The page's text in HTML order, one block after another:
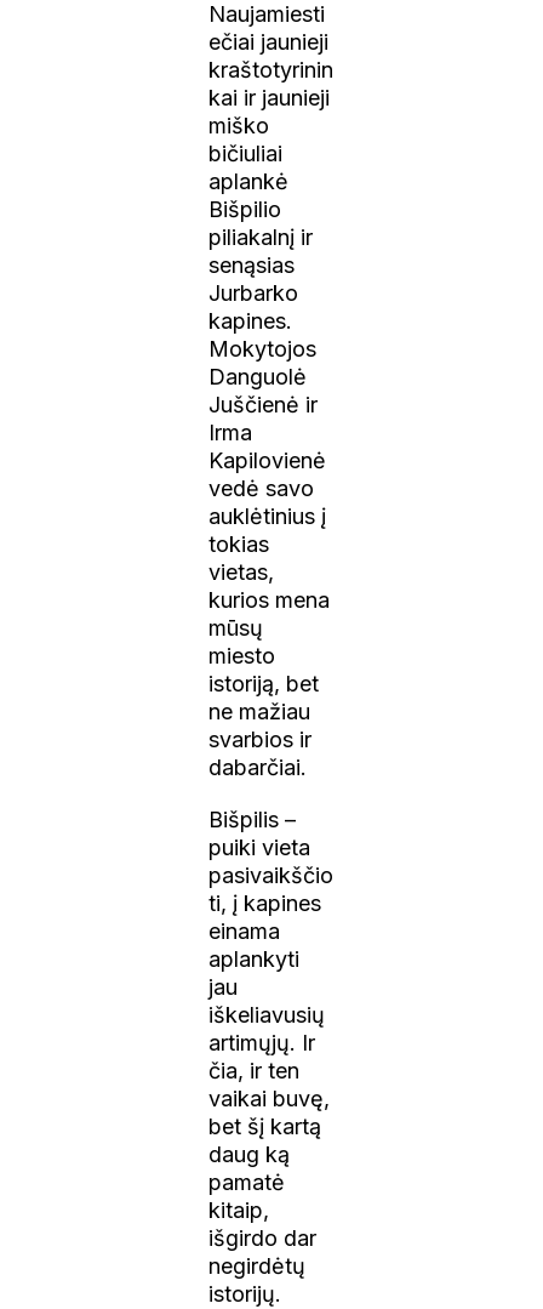
Naujamiesti
ečiai jaunieji
kraštotyrinin
kai ir jaunieji
miško
bičiuliai
aplankė
Bišpilio
piliakalnį ir
senąsias
Jurbarko
kapines.
Mokytojos
Danguolė
Juščienė ir
Irma
Kapilovienė
vedė savo
auklėtinius į
tokias
vietas,
kurios mena
mūsų
miesto
istoriją, bet
ne mažiau
svarbios ir
dabarčiai.
Bišpilis –
puiki vieta
pasivaikščio
ti, į kapines
einama
aplankyti
jau
iškeliavusių
artimųjų. Ir
čia, ir ten
vaikai buvę,
bet šį kartą
daug ką
pamatė
kitaip,
išgirdo dar
negirdėtų
istorijų.